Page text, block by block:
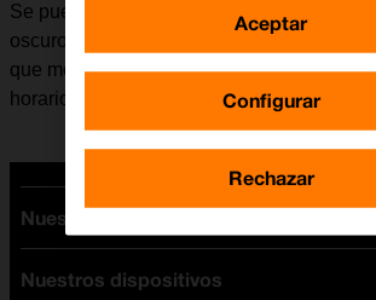
Se puede configurar el móvil para que
oscuro y así poder utilizarlo en un entorno
que molestar a los demás. Además es
horario de cambio de tema en momentos
Nuestras tarifas
Tarifas Orange
Nuestros dispositivos
Configurar
Rechazar
Aceptar